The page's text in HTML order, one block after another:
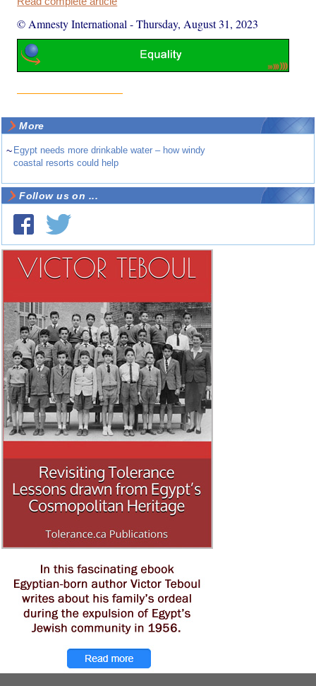
© Amnesty International -Thursday, August 31, 2023
More
~ Egypt needs more drinkable water – how windy
coastal resorts could help
Follow us on ...